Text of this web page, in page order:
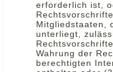
erforderlich ist,
Mitgliedstaaten,
unterliegt,
Wahrung der
berechtigten